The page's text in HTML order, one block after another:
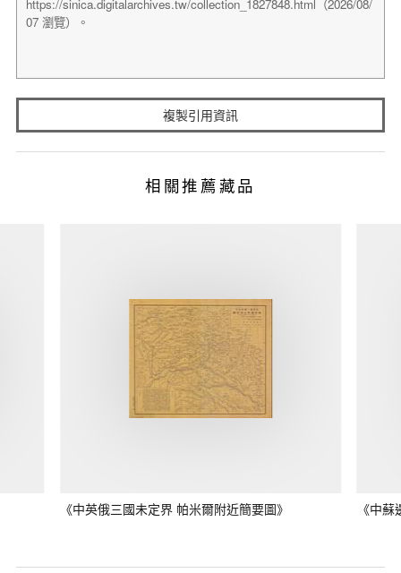
複製引用資訊
相關推薦藏品
《中英俄三國未定界 帕米爾附近簡要圖》 《中